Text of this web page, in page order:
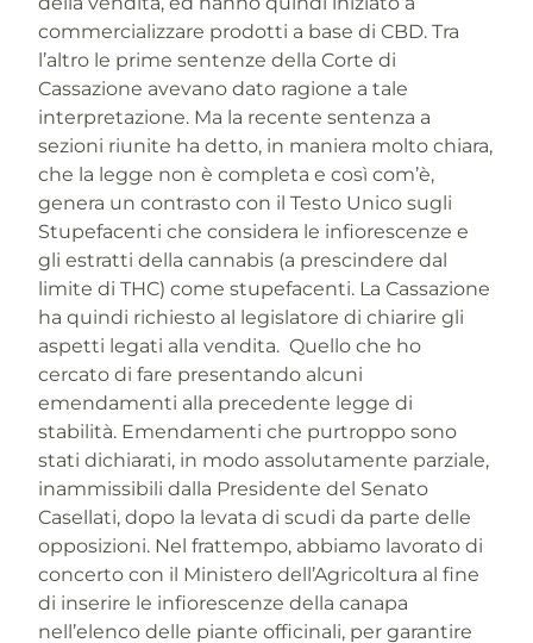
commercializzare prodotti a base di CBD. Tra
l’altro le prime sentenze della Corte di
Cassazione avevano dato ragione a tale
interpretazione. Ma la recente sentenza a
sezioni riunite ha detto, in maniera molto chiara,
che la legge non è completa e così com’è,
genera un contrasto con il Testo Unico sugli
Stupefacenti che considera le infiorescenze e
gli estratti della cannabis (a prescindere dal
limite di THC) come stupefacenti. La Cassazione
ha quindi richiesto al legislatore di chiarire gli
aspetti legati alla vendita. Quello che ho
cercato di fare presentando alcuni
emendamenti alla precedente legge di
stabilità. Emendamenti che purtroppo sono
stati dichiarati, in modo assolutamente parziale,
inammissibili dalla Presidente del Senato
Casellati, dopo la levata di scudi da parte delle
opposizioni. Nel frattempo, abbiamo lavorato di
concerto con il Ministero dell’Agricoltura al fine
di inserire le infiorescenze della canapa
nell’elenco delle piante officinali, per garantire